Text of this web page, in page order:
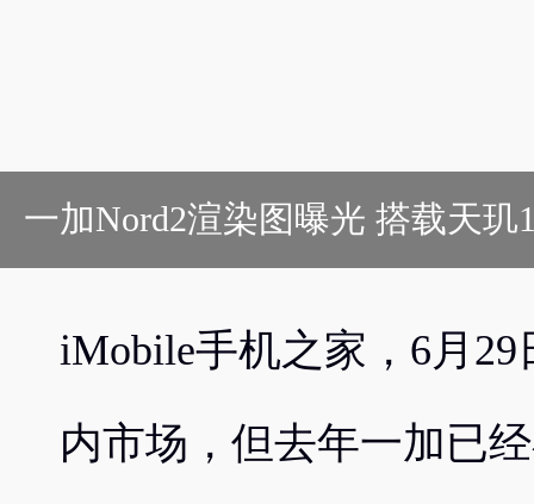
一加Nord2渲染图曝光 搭载天玑
iMobile手机之家，6月
内市场，但去年一加已